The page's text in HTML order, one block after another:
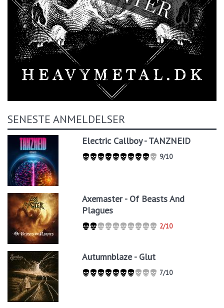
SENESTE ANMELDELSER
Electric Callboy - TANZNEID
9/10
Axemaster - Of Beasts And
Plagues
2/10
Autumnblaze - Glut
7/10